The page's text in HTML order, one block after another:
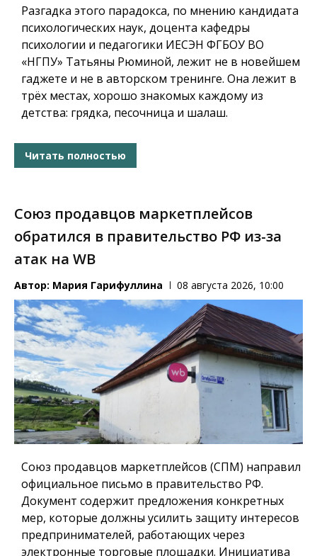
Разгадка этого парадокса, по мнению кандидата
психологических наук, доцента кафедры
психологии и педагогики ИЕСЭН ФГБОУ ВО
«НГПУ» Татьяны Рюминой, лежит не в новейшем
гаджете и не в авторском тренинге. Она лежит в
трёх местах, хорошо знакомых каждому из
детства: грядка, песочница и шалаш.
Читать полностью
Союз продавцов маркетплейсов
обратился в правительство РФ из-за
атак на WB
Автор: Мария Гарифуллина 08 августа 2026, 10:00
Союз продавцов маркетплейсов (СПМ) направил
официальное письмо в правительство РФ.
Документ содержит предложения конкретных
мер, которые должны усилить защиту интересов
предпринимателей, работающих через
электронные торговые площадки. Инициатива